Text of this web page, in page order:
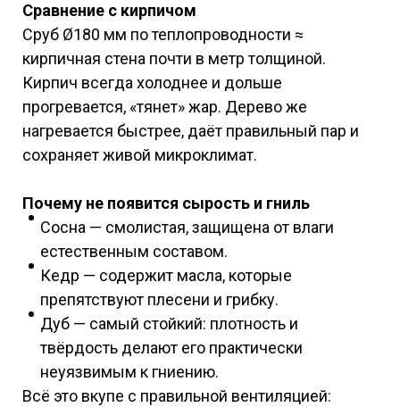
Сравнение с кирпичом
Сруб Ø180 мм по теплопроводности ≈
кирпичная стена почти в метр толщиной.
Кирпич всегда холоднее и дольше
прогревается, «тянет» жар. Дерево же
нагревается быстрее, даёт правильный пар и
сохраняет живой микроклимат.
Почему не появится сырость и гниль
Сосна — смолистая, защищена от влаги
естественным составом.
Кедр — содержит масла, которые
препятствуют плесени и грибку.
Дуб — самый стойкий: плотность и
твёрдость делают его практически
неуязвимым к гниению.
Всё это вкупе с правильной вентиляцией: